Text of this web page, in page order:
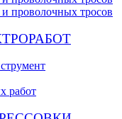
проволочных тросов
работ